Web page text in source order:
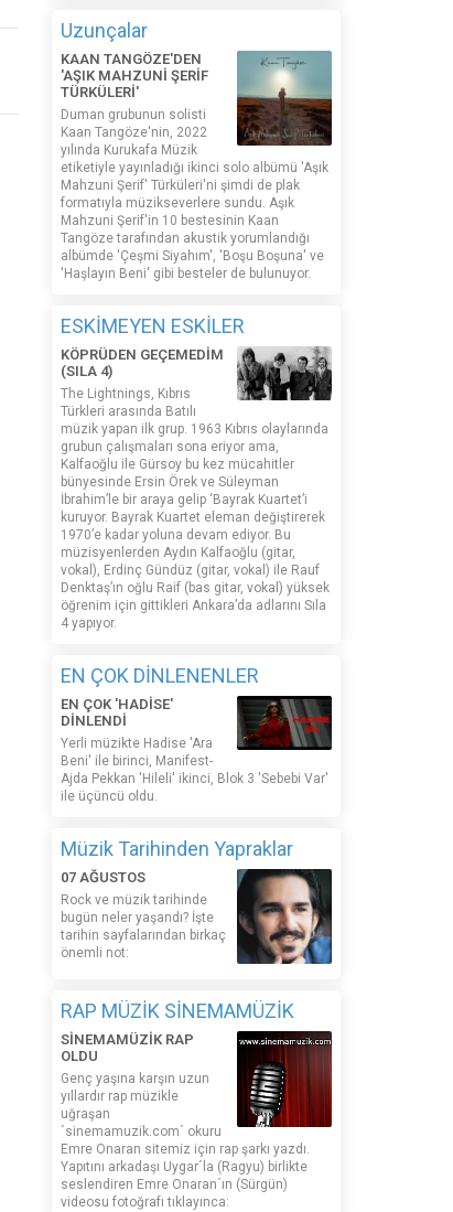
Uzunçalar
KAAN TANGÖZE'DEN
'AŞIK MAHZUNİ ŞERİF
TÜRKÜLERİ'
Duman grubunun solisti
Kaan Tangöze'nin, 2022
yılında Kurukafa Müzik
etiketiyle yayınladığı ikinci solo albümü 'Aşık
Mahzuni Şerif' Türküleri'ni şimdi de plak
formatıyla müzikseverlere sundu. Aşık
Mahzuni Şerif'in 10 bestesinin Kaan
Tangöze tarafından akustik yorumlandığı
albümde 'Çeşmi Siyahım', 'Boşu Boşuna' ve
'Haşlayın Beni' gibi besteler de bulunuyor.
ESKİMEYEN ESKİLER
KÖPRÜDEN GEÇEMEDİM
(SILA 4)
The Lightnings, Kıbrıs
Türkleri arasında Batılı
müzik yapan ilk grup. 1963 Kıbrıs olaylarında
grubun çalışmaları sona eriyor ama,
Kalfaoğlu ile Gürsoy bu kez mücahitler
bünyesinde Ersin Örek ve Süleyman
İbrahim’le bir araya gelip ‘Bayrak Kuartet’i
kuruyor. Bayrak Kuartet eleman değiştirerek
1970’e kadar yoluna devam ediyor. Bu
müzisyenlerden Aydın Kalfaoğlu (gitar,
vokal), Erdinç Gündüz (gitar, vokal) ile Rauf
Denktaş’ın oğlu Raif (bas gitar, vokal) yüksek
öğrenim için gittikleri Ankara’da adlarını Sıla
4 yapıyor.
EN ÇOK DİNLENENLER
EN ÇOK 'HADİSE'
DİNLENDİ
Yerli müzikte Hadise 'Ara
Beni' ile birinci, Manifest-
Ajda Pekkan 'Hileli' ikinci, Blok 3 'Sebebi Var'
ile üçüncü oldu.
Müzik Tarihinden Yapraklar
07 AĞUSTOS
Rock ve müzik tarihinde
bugün neler yaşandı? İşte
tarihin sayfalarından birkaç
önemli not:
RAP MÜZİK SİNEMAMÜZİK
SİNEMAMÜZİK RAP
OLDU
Genç yaşına karşın uzun
yıllardır rap müzikle
uğraşan
´sinemamuzik.com´ okuru
Emre Onaran sitemiz için rap şarkı yazdı.
Yapıtını arkadaşı Uygar´la (Ragyu) birlikte
seslendiren Emre Onaran´ın (Sürgün)
videosu fotoğrafı tıklayınca: